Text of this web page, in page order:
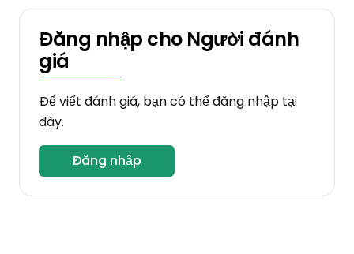
Đăng nhập cho Người đánh
giá
Để viết đánh giá, bạn có thể đăng nhập tại
đây.
Đăng nhập